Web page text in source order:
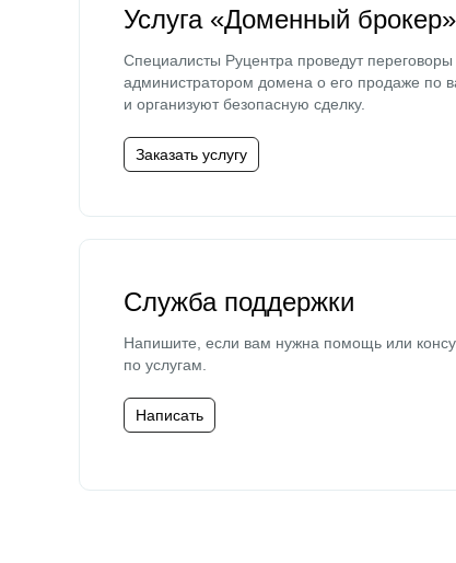
Услуга «Доменный брокер»
Специалисты Руцентра проведут переговоры
администратором домена о его продаже по
и организуют безопасную сделку.
Заказать услугу
Служба поддержки
Напишите, если вам нужна помощь или
по услугам.
Написать